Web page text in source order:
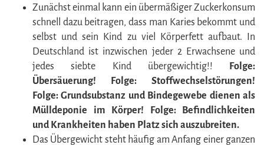
Zunächst einmal kann ein übermäßiger Zuckerkonsum
schnell dazu beitragen, dass man Karies bekommt und
selbst und sein Kind zu viel Körperfett aufbaut. In
Deutschland ist inzwischen jeder 2 Erwachsene und
jedes siebte Kind übergewichtig!!
Folge:
Übersäuerung! Folge: Stoffwechselstörungen!
Folge: Grundsubstanz und Bindegewebe dienen als
Mülldeponie im Körper! Folge: Befindlichkeiten
und Krankheiten haben Platz sich auszubreiten.
Das Übergewicht steht häufig am Anfang einer ganzen